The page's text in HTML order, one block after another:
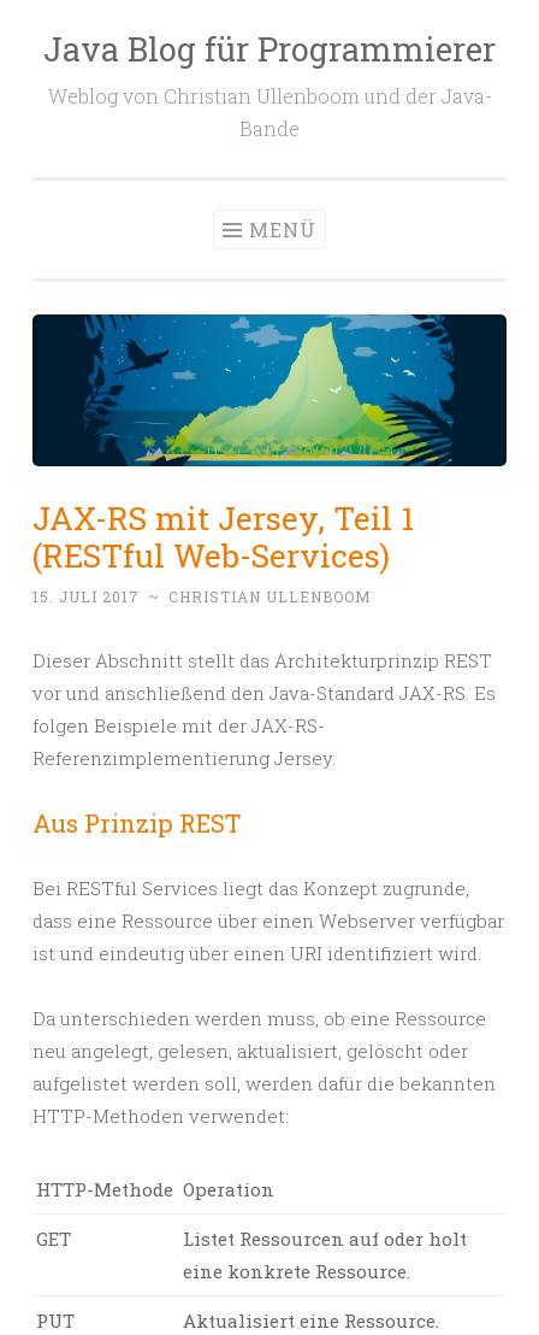
Zum
springen
Java Blog für Programmierer
Weblog von Christian Ullenboom und der Java-
Bande
MENÜ
JAX-RS mit Jersey, Teil 1
(RESTful Web-Services)
15. JULI 2017 ~ CHRISTIAN ULLENBOOM
Dieser Abschnitt stellt das Architekturprinzip REST
vor und anschließend den Java-Standard JAX-RS. Es
folgen Beispiele mit der JAX-RS-
Referenzimplementierung Jersey.
Aus Prinzip REST
Bei RESTful Services liegt das Konzept zugrunde,
dass eine Ressource über einen Webserver verfügbar
ist und eindeutig über einen URI identifiziert wird.
Da unterschieden werden muss, ob eine Ressource
neu angelegt, gelesen, aktualisiert, gelöscht oder
aufgelistet werden soll, werden dafür die bekannten
HTTP-Methoden verwendet:
HTTP-Methode Operation
GET
Listet Ressourcen auf oder holt
eine konkrete Ressource.
PUT Aktualisiert eine Ressource.